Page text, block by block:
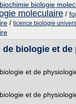
biologie
moleculaire /
/ licence biologie
de biologie et
et de
et de